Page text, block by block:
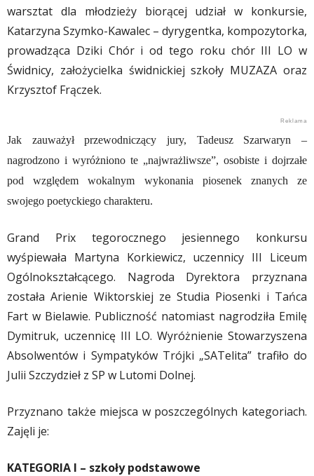
warsztat dla młodzieży biorącej udział w konkursie,
Katarzyna Szymko-Kawalec – dyrygentka, kompozytorka,
prowadząca Dziki Chór i od tego roku chór III LO w
Świdnicy, założycielka świdnickiej szkoły MUZAZA oraz
Krzysztof Frączek.
Jak zauważył przewodniczący jury, Tadeusz Szarwaryn –
nagrodzono i wyróżniono te „najwrażliwsze”, osobiste i dojrzałe
pod względem wokalnym wykonania piosenek znanych ze
swojego poetyckiego charakteru.
Grand Prix tegorocznego jesiennego konkursu
wyśpiewała Martyna Korkiewicz, uczennicy III Liceum
Ogólnokształcącego. Nagroda Dyrektora przyznana
została Arienie Wiktorskiej ze Studia Piosenki i Tańca
Fart w Bielawie. Publiczność natomiast nagrodziła Emilę
Dymitruk, uczennicę III LO. Wyróżnienie Stowarzyszena
Absolwentów i Sympatyków Trójki „SATelita” trafiło do
Julii Szczydzieł z SP w Lutomi Dolnej.
Przyznano także miejsca w poszczególnych kategoriach.
Zajęli je:
KATEGORIA I – szkoły podstawowe